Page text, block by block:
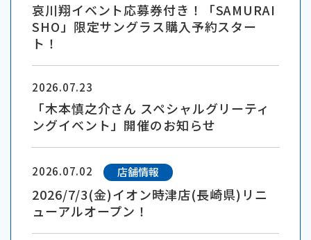
哀川翔イベント応募券付き！「SAMURAI
SHO」限定サングラス購入予約スター
ト！
2026.07.23
「木本慎之介さん スペシャルグリーティ
ングイベント」開催のお知らせ
2026.07.02 店舗情報
2026/7/3(金)イオン時津店(長崎県)リニ
ューアルオープン！